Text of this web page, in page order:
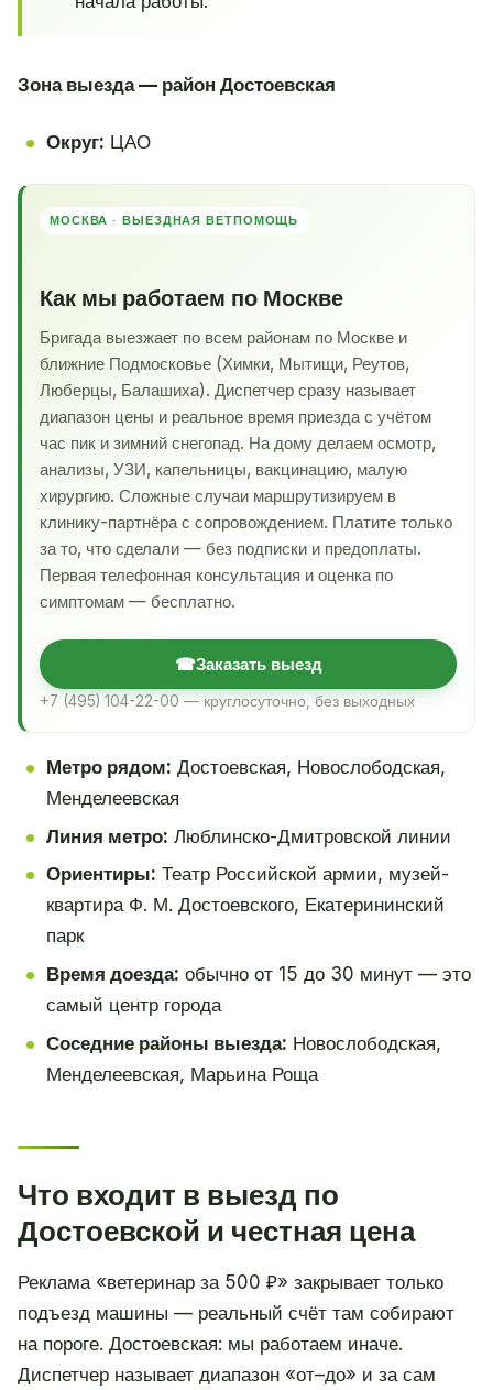
Зона выезда — район Достоевская
Округ: ЦАО
МОСКВА · ВЫЕЗДНАЯ ВЕТПОМОЩЬ
Как мы работаем по Москве
Бригада выезжает по всем районам по Москве и
ближние Подмосковье (Химки, Мытищи, Реутов,
Люберцы, Балашиха). Диспетчер сразу называет
диапазон цены и реальное время приезда с учётом
час пик и зимний снегопад. На дому делаем осмотр,
анализы, УЗИ, капельницы, вакцинацию, малую
хирургию. Сложные случаи маршрутизируем в
клинику-партнёра с сопровождением. Платите только
за то, что сделали — без подписки и предоплаты.
Первая телефонная консультация и оценка по
симптомам — бесплатно.
☎Заказать выезд
+7 (495) 104-22-00 — круглосуточно, без выходных
Метро рядом: Достоевская, Новослободская,
Менделеевская
Линия метро: Люблинско-Дмитровской линии
Ориентиры: Театр Российской армии, музей-
квартира Ф. М. Достоевского, Екатерининский
парк
Время доезда: обычно от 15 до 30 минут — это
самый центр города
Соседние районы выезда: Новослободская,
Менделеевская, Марьина Роща
Что входит в выезд по
Достоевской и честная цена
Реклама «ветеринар за 500 ₽» закрывает только
подъезд машины — реальный счёт там собирают
на пороге. Достоевская: мы работаем иначе.
Диспетчер называет диапазон «от–до» и за сам